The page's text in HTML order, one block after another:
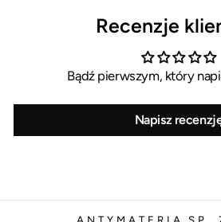
Recenzje
Bądź pierwszym, który
Napisz